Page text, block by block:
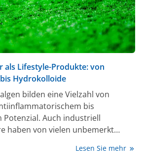
als Lifestyle-Produkte: von
Hydrokolloide
bilden eine Vielzahl von
bis
Auch industriell
haben von vielen unbemerkt
Lesen Sie mehr